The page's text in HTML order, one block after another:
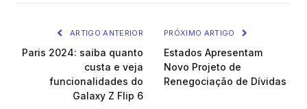
ARTIGO ANTERIOR
Paris 2024: saiba quanto
custa e veja
funcionalidades do
Galaxy Z Flip 6
PRÓXIMO ARTIGO
Estados Apresentam
Novo Projeto de
Renegociação de Dívidas